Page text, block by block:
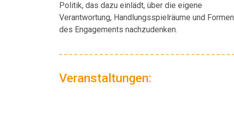
Politik, das dazu einlädt, über die eigene
Verantwortung, Handlungsspielräume und Formen
des Engagements nachzudenken.
Veranstaltungen: